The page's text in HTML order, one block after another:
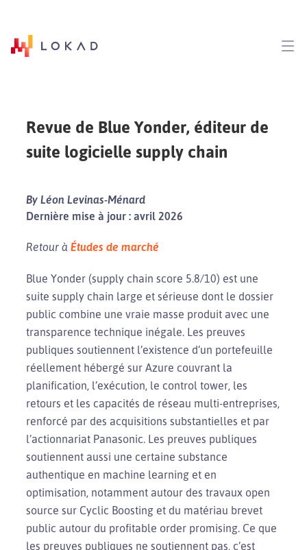
Revue de Blue Yonder, éditeur de
suite logicielle supply chain
By Léon Levinas-Ménard
Dernière mise à jour : avril 2026
Retour à Études de marché
Blue Yonder (supply chain score 5.8/10) est une
suite supply chain large et sérieuse dont le dossier
public combine une vraie masse produit avec une
transparence technique inégale. Les preuves
publiques soutiennent l’existence d’un portefeuille
réellement hébergé sur Azure couvrant la
planification, l’exécution, le control tower, les
retours et les capacités de réseau multi-entreprises,
renforcé par des acquisitions substantielles et par
l’actionnariat Panasonic. Les preuves publiques
soutiennent aussi une certaine substance
authentique en machine learning et en
optimisation, notamment autour des travaux open
source sur Cyclic Boosting et du matériau brevet
public autour du profitable order promising. Ce que
les preuves publiques ne soutiennent pas, c’est